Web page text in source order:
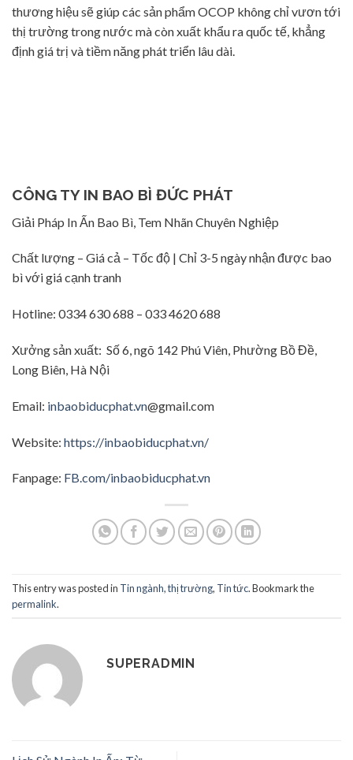
thương hiệu sẽ giúp các sản phẩm OCOP không chỉ vươn tới
thị trường trong nước mà còn xuất khẩu ra quốc tế, khẳng
định giá trị và tiềm năng phát triển lâu dài.
CÔNG TY IN BAO BÌ ĐỨC PHÁT
Giải Pháp In Ấn Bao Bì, Tem Nhãn Chuyên Nghiệp
Chất lượng – Giá cả – Tốc độ | Chỉ 3-5 ngày nhận được bao
bì với giá cạnh tranh
Hotline: 0334 630 688 – 033 4620 688
Xưởng sản xuất: Số 6, ngõ 142 Phú Viên, Phường Bồ Đề,
Long Biên, Hà Nội
Email: inbaobiducphat.vn@gmail.com
Website: https://inbaobiducphat.vn/
Fanpage: FB.com/inbaobiducphat.vn
This entry was posted in Tin ngành, thị trường, Tin tức. Bookmark the
permalink.
SUPERADMIN